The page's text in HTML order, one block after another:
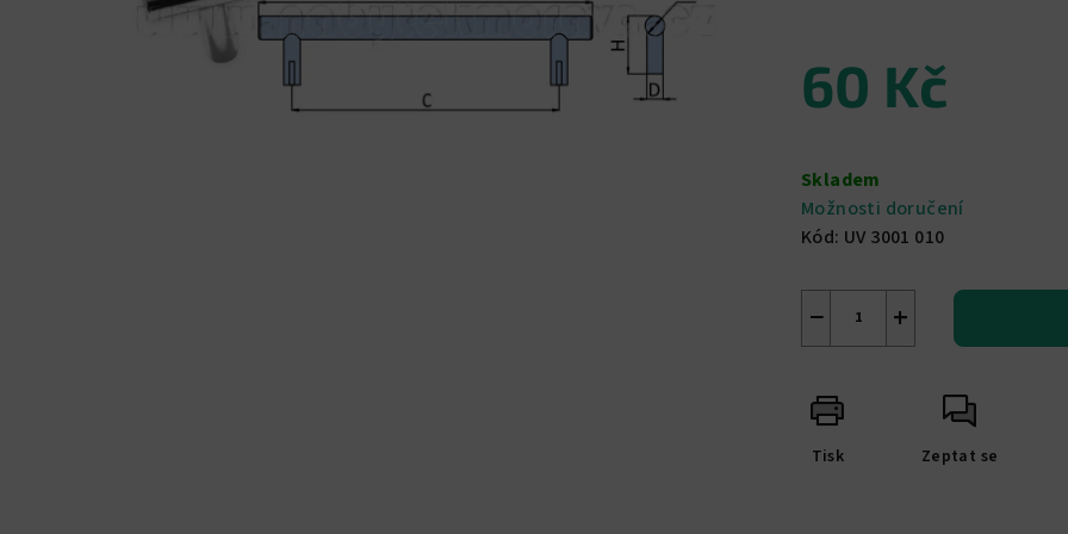
hvězdiček.
60 Kč
cena:
Skladem
Možnosti doručení
Kód: UV 3001 010
+
−
Tisk Zeptat se